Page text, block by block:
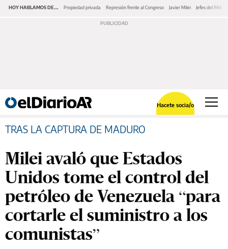
HOY HABLAMOS DE... Propiedad privada Represión frente al Congreso Javier Milei Jefes del PAMI
Hacete socia/o
TRAS LA CAPTURA DE MADURO
Milei avaló que Estados
Unidos tome el control del
petróleo de Venezuela “para
cortarle el suministro a los
comunistas”